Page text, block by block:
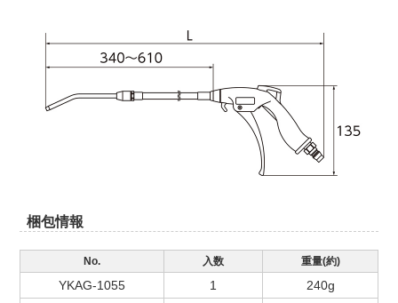
梱包情報
No. 入数 重量(約)
YKAG-1055 1
240g